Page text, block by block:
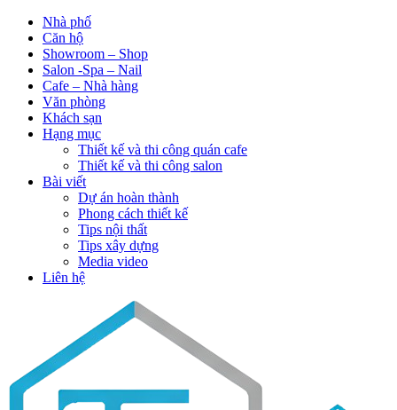
Nhà phố
Căn hộ
Showroom – Shop
Salon -Spa – Nail
Cafe – Nhà hàng
Văn phòng
Khách sạn
Hạng mục
Thiết kế và thi công quán cafe
Thiết kế và thi công salon
Bài viết
Dự án hoàn thành
Phong cách thiết kế
Tips nội thất
Tips xây dựng
Media video
Liên hệ